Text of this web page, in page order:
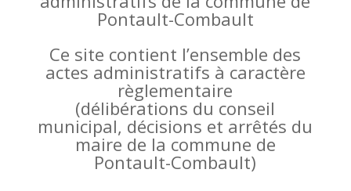
Pontault-Combault
Ce site contient l’ensemble des
actes administratifs à caractère
règlementaire
(délibérations du conseil
municipal, décisions et arrêtés du
maire de la commune de
Pontault-Combault)